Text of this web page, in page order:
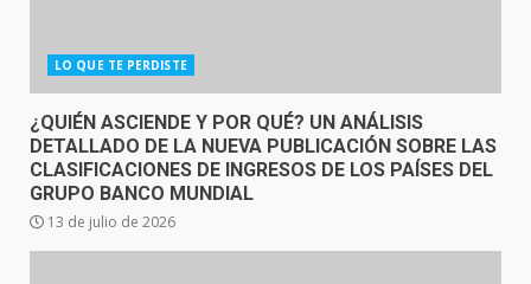
LO QUE TE PERDISTE
¿QUIÉN ASCIENDE Y POR QUÉ? UN ANÁLISIS
DETALLADO DE LA NUEVA PUBLICACIÓN SOBRE LAS
CLASIFICACIONES DE INGRESOS DE LOS PAÍSES DEL
GRUPO BANCO MUNDIAL
13 de julio de 2026